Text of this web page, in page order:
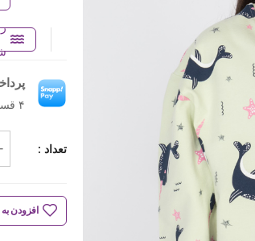
۴ قسط بدون کارمزد، ماهانه ۶۲۲٬۰۰۰ تومان
تعداد :
افزودن